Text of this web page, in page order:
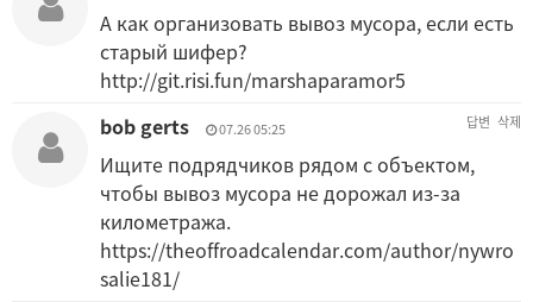
А как организовать вывоз мусора, если есть
старый шифер?
http://git.risi.fun/marshaparamor5
bob gerts
07.26 05:25 답변 삭제
Ищите подрядчиков рядом с объектом,
чтобы вывоз мусора не дорожал из-за
километража.
https://theoffroadcalendar.com/author/nywro
salie181/